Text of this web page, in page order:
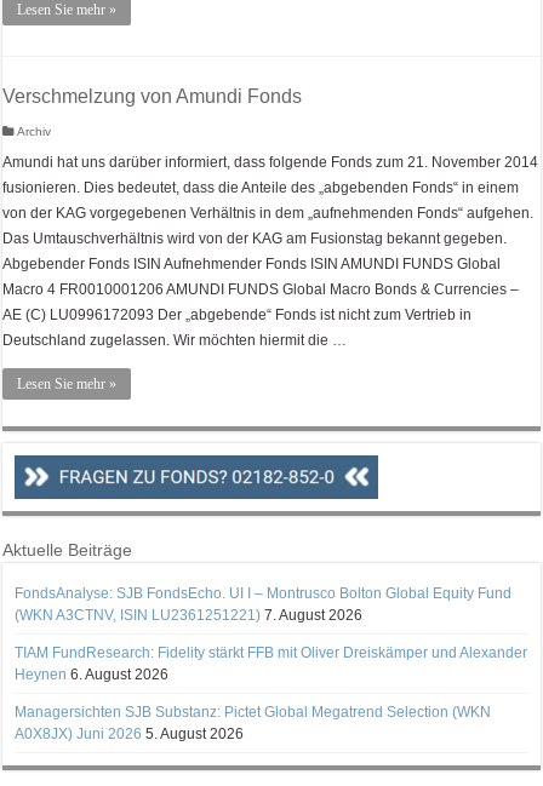
Lesen Sie mehr »
Verschmelzung von Amundi Fonds
Archiv
Amundi hat uns darüber informiert, dass folgende Fonds zum 21. November 2014
fusionieren. Dies bedeutet, dass die Anteile des „abgebenden Fonds“ in einem
von der KAG vorgegebenen Verhältnis in dem „aufnehmenden Fonds“ aufgehen.
Das Umtauschverhältnis wird von der KAG am Fusionstag bekannt gegeben.
Abgebender Fonds ISIN Aufnehmender Fonds ISIN AMUNDI FUNDS Global
Macro 4 FR0010001206 AMUNDI FUNDS Global Macro Bonds & Currencies –
AE (C) LU0996172093 Der „abgebende“ Fonds ist nicht zum Vertrieb in
Deutschland zugelassen. Wir möchten hiermit die …
Lesen Sie mehr »
Aktuelle Beiträge
FondsAnalyse: SJB FondsEcho. UI I – Montrusco Bolton Global Equity Fund
(WKN A3CTNV, ISIN LU2361251221) 7. August 2026
TIAM FundResearch: Fidelity stärkt FFB mit Oliver Dreiskämper und Alexander
Heynen 6. August 2026
Managersichten SJB Substanz: Pictet Global Megatrend Selection (WKN
A0X8JX) Juni 2026 5. August 2026